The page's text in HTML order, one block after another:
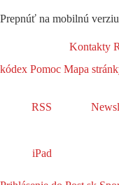
Prepnúť na mobilnú
Kontakty
kódex Pomoc Mapa
RSS
iPad